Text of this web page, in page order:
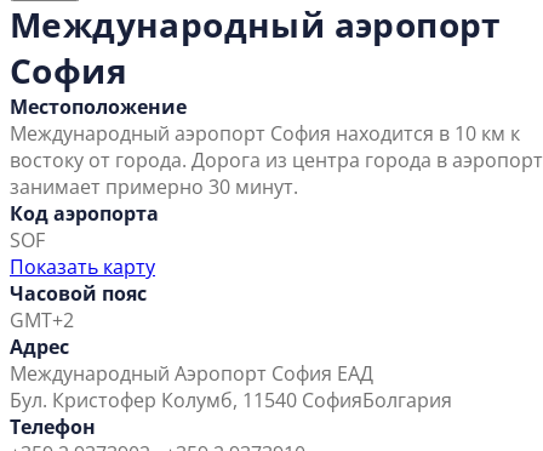
Международный аэропорт
София
Местоположение
Международный аэропорт София находится в 10 км к
востоку от города. Дорога из центра города в аэропорт
занимает примерно 30 минут.
Код аэропорта
SOF
Показать карту
Часовой пояс
GMT+2
Адрес
Международный Аэропорт София ЕАД
Бул. Кристофер Колумб, 11540 СофияБолгария
Телефон